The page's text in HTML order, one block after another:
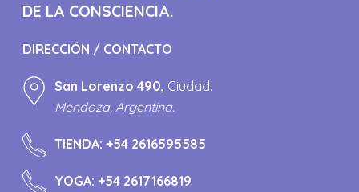
DE LA CONSCIENCIA.
DIRECCIÓN / CONTACTO
San Lorenzo 490, Ciudad.
Mendoza, Argentina.
TIENDA:+54 2616595585
YOGA:+54 2617166819